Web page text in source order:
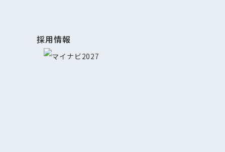
採用情報